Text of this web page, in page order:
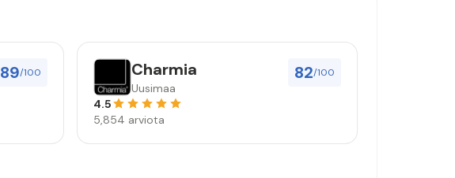
89/100 82/100
Charmia
Uusimaa
4.5
5,854 arviota